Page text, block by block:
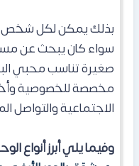
بذلك يمكن لكل شخص
سواء كان يبحث عن
صغيرة تناسب محبي
مخصصة للخصوصية
الاجتماعية والتواصل
وفيما يلي أبرز أنواع